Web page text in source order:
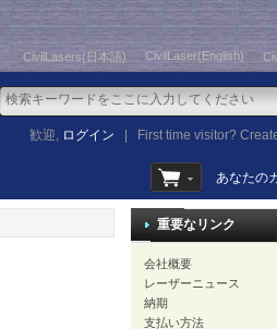
CivilLasers(日本語) CivilLaser(English)
歓迎, ログイン First time visitor?
あなたの
重要なリンク
会社概要
レーザーニュース
納期
支払い方法